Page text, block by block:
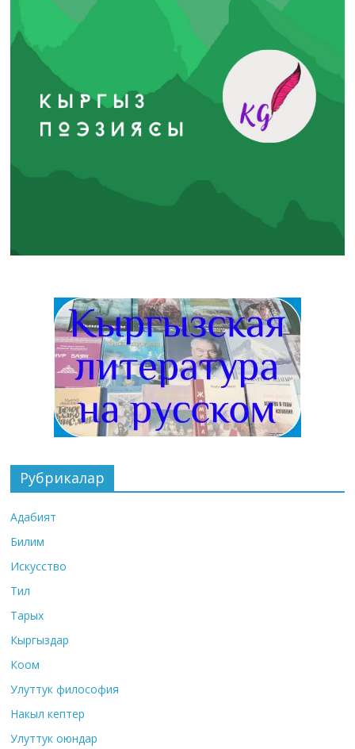
Рубрикалар
Адабият
Билим
Искусство
Тил
Тарых
Кыргыздар
Коом
Улуттук философия
Накыл кептер
Улуттук оюндар